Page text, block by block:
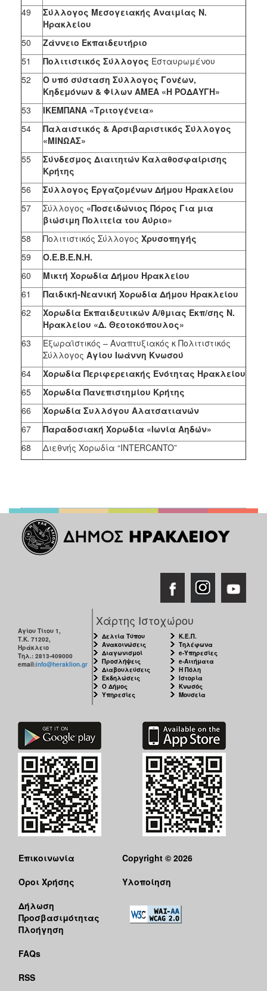
49
Σύλλογος Μεσογειακής Αναιμίας Ν.
Ηρακλείου
50
Ζάννειο Εκπαιδευτήριο
51
Πολιτιστικός Σύλλογος Εσταυρωμένου
52
Ο υπό σύσταση Σύλλογος Γονέων,
Κηδεμόνων & Φίλων ΑΜΕΑ «Η ΡΟΔΑΥΓΗ»
53
ΙΚΕΜΠΑΝΑ «Τριτογένεια»
54
Παλαιστικός & Αρσιβαριστικός Σύλλογος
«ΜΙΝΩΑΣ»
55
Σύνδεσμος Διαιτητών Καλαθοσφαίρισης
Κρήτης
56
Σύλλογος Εργαζομένων Δήμου Ηρακλείου
57
Σύλλογος «Ποσειδώνιος Πόρος Για μια
βιώσιμη Πολιτεία του Αύριο»
58
Πολιτιστικός Σύλλογος Χρυσοπηγής
59
Ο.Ε.Β.Ε.Ν.Η.
60
Μικτή Χορωδία Δήμου Ηρακλείου
61
Παιδική-Νεανική Χορωδία Δήμου Ηρακλείου
62
Χορωδία Εκπαιδευτικών Α/θμιας Εκπ/σης Ν.
Ηρακλείου «Δ. Θεοτοκόπουλος»
63
Εξωραϊστικός – Αναπτυξιακός κ Πολιτιστικός
Σύλλογος Αγίου Ιωάννη Κνωσού
64
Χορωδία Περιφερειακής Ενότητας Ηρακλείου
65
Χορωδία Πανεπιστημίου Κρήτης
66
Χορωδία Συλλόγου Αλατσατιανών
67
Παραδοσιακή Χορωδία «Ιωνία Αηδών»
68
Διεθνής Χορωδία “INTERCANTO”
Αγίου Τίτου 1,
Τ.Κ. 71202,
Ηράκλειο
Τηλ.: 2813-409000
email:info@heraklion.gr
Χάρτης Ιστοχώρου
Δελτία Τύπου
Ανακοινώσεις
Διαγωνισμοί
Προσλήψεις
Διαβουλεύσεις
Εκδηλώσεις
Ο Δήμος
Υπηρεσίες
Κ.Ε.Π.
Τηλέφωνα
e-Υπηρεσίες
e-Αιτήματα
Η Πόλη
Ιστορία
Κνωσός
Μουσεία
Επικοινωνία
Όροι Χρήσης
Δήλωση
Προσβασιμότητας
Πλοήγηση
FAQs
RSS
Copyright © 2026
Υλοποίηση